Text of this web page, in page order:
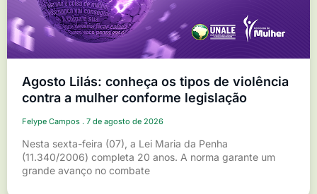
Agosto Lilás: conheça os tipos de violência
contra a mulher conforme legislação
Felype Campos 7 de agosto de 2026
Nesta sexta-feira (07), a Lei Maria da Penha
(11.340/2006) completa 20 anos. A norma garante um
grande avanço no combate